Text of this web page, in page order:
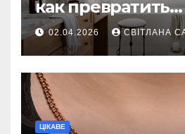
как превратить
ежедневную
ритуал
02.04.2026 СВІТЛАНА
ЦІКАВЕ